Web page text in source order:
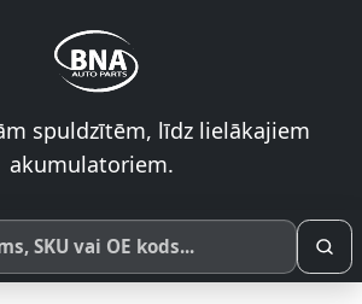
spuldzītēm, līdz lielākajiem
akumulatoriem.
nosaukuma, SKU vai OE koda